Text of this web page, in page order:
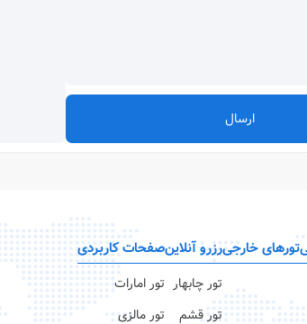
ارسال
تورهای خارجیرزرو آنلاین
تور چابهار
تور قشم
صفحات کاربردی
تور امارات
تور مالزی